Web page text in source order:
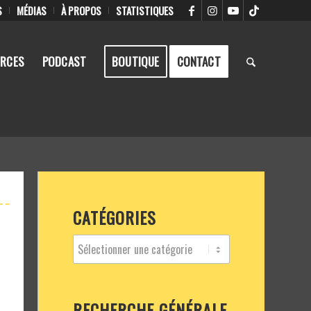
MÉDIAS À PROPOS STATISTIQUES
PODCAST BOUTIQUE CONTACT
CATÉGORIES